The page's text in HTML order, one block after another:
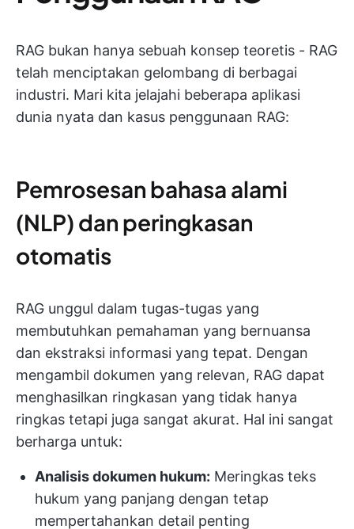
RAG bukan hanya sebuah konsep teoretis - RAG
telah menciptakan gelombang di berbagai
industri. Mari kita jelajahi beberapa aplikasi
dunia nyata dan kasus penggunaan RAG:
Pemrosesan bahasa alami
(NLP) dan peringkasan
otomatis
RAG unggul dalam tugas-tugas yang
membutuhkan pemahaman yang bernuansa
dan ekstraksi informasi yang tepat. Dengan
mengambil dokumen yang relevan, RAG dapat
menghasilkan ringkasan yang tidak hanya
ringkas tetapi juga sangat akurat. Hal ini sangat
berharga untuk:
Analisis dokumen hukum: Meringkas teks
hukum yang panjang dengan tetap
mempertahankan detail penting